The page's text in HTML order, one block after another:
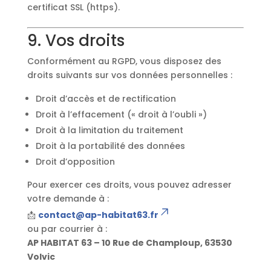
certificat SSL (https).
9. Vos droits
Conformément au RGPD, vous disposez des
droits suivants sur vos données personnelles :
Droit d’accès et de rectification
Droit à l’effacement (« droit à l’oubli »)
Droit à la limitation du traitement
Droit à la portabilité des données
Droit d’opposition
Pour exercer ces droits, vous pouvez adresser
votre demande à :
📩 contact@ap-habitat63.fr
ou par courrier à :
AP HABITAT 63 – 10 Rue de Champloup, 63530
Volvic